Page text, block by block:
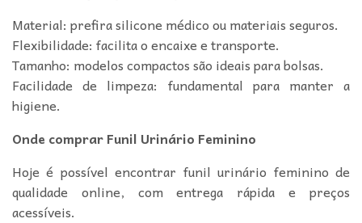
Material: prefira silicone médico ou materiais seguros.
Flexibilidade: facilita o encaixe e transporte.
Tamanho: modelos compactos são ideais para bolsas.
Facilidade de limpeza: fundamental para manter a
higiene.
Onde comprar Funil Urinário Feminino
Hoje é possível encontrar funil urinário feminino de
qualidade online, com entrega rápida e preços
acessíveis.